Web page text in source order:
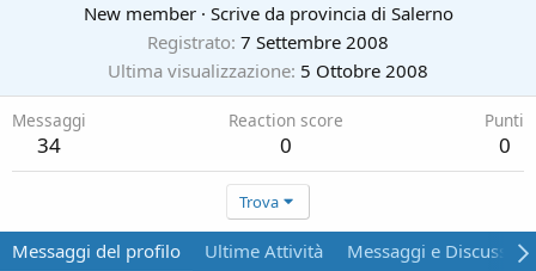
New member · Scrive da provincia di Salerno
Registrato 7 Settembre 2008
Ultima visualizzazione 5 Ottobre 2008
Messaggi
34
Reaction score
0
Punti
0
Trova
Messaggi del profilo Ultime Attività Messaggi e